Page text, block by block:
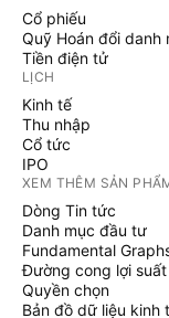
Cổ phiếu
Quỹ Hoán đổi danh
Tiền điện tử
LỊCH
Kinh tế
Thu nhập
Cổ tức
IPO
XEM THÊM SẢN
Dòng Tin tức
Danh mục đầu tư
Fundamental
Đường cong lợi suất
Quyền chọn
Bản đồ dữ liệu kinh